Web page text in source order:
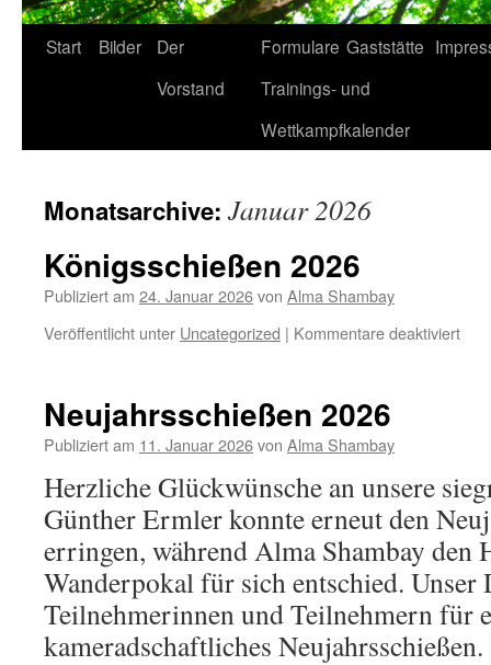
Springe
Start Bilder
Der
Vorstand
Formulare Gaststätte
Trainings- und
Wettkampfkalender
Monatsarchive: Januar 2026
Königsschießen 2026
Publiziert am 24. Januar 2026von Alma Shambay
Veröffentlicht unter Uncategorized | Kommentare deaktiviertfür
Neujahrsschießen 2026
Publiziert am 11. Januar 2026von Alma Shambay
Herzliche Glückwünsche an unsere
Günther Ermler konnte erneut den
erringen, während Alma Shambay den
Wanderpokal für sich entschied.
Teilnehmerinnen und Teilnehmern für
kameradschaftliches Neujahrsschießen.